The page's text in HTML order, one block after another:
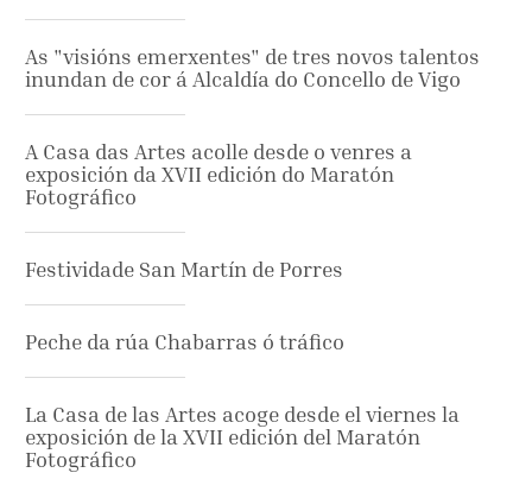
As "visións emerxentes" de tres novos talentos
inundan de cor á Alcaldía do Concello de Vigo
A Casa das Artes acolle desde o venres a
exposición da XVII edición do Maratón
Fotográfico
Festividade San Martín de Porres
Peche da rúa Chabarras ó tráfico
La Casa de las Artes acoge desde el viernes la
exposición de la XVII edición del Maratón
Fotográfico